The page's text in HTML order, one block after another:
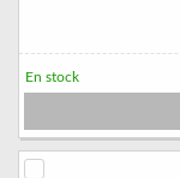
En stock